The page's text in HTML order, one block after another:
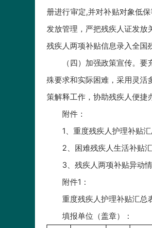
册进行审定,并对补贴对象低
发放管理，严把残疾人证发放
残疾人两项补贴信息录入全国
（四）加强政策宣传。
殊要求和实际困难，采用灵活
策解释工作，协助残疾人便捷
附件：
1、重度残疾人护理补贴
2、困难残疾人生活补贴
3、残疾人两项补贴异动
附件1：
重度残疾人护理补贴汇总
填报单位（